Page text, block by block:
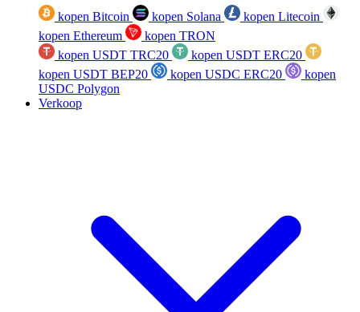
kopen Bitcoin kopen Solana
kopen Litecoin
kopen Ethereum
kopen TRON
kopen USDT TRC20
kopen USDT ERC20
kopen USDT BEP20
kopen USDC ERC20
kopen
USDC Polygon
Verkoop